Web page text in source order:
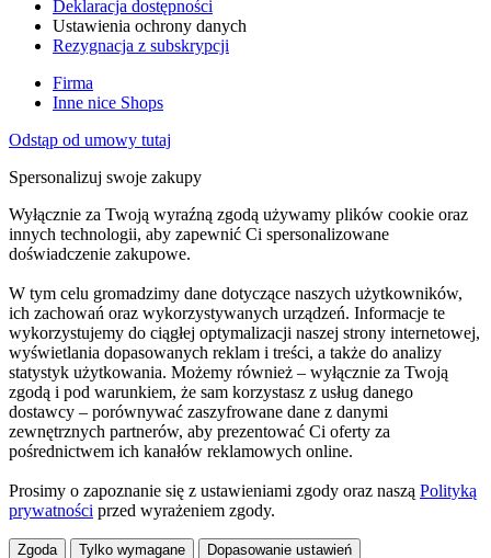
Deklaracja dostępności
Ustawienia ochrony danych
Rezygnacja z subskrypcji
Firma
Inne nice Shops
Odstąp od umowy tutaj
Spersonalizuj swoje zakupy
Wyłącznie za Twoją wyraźną zgodą używamy plików cookie oraz
innych technologii, aby zapewnić Ci spersonalizowane
doświadczenie zakupowe.
W tym celu gromadzimy dane dotyczące naszych użytkowników,
ich zachowań oraz wykorzystywanych urządzeń. Informacje te
wykorzystujemy do ciągłej optymalizacji naszej strony internetowej,
wyświetlania dopasowanych reklam i treści, a także do analizy
statystyk użytkowania. Możemy również – wyłącznie za Twoją
zgodą i pod warunkiem, że sam korzystasz z usług danego
dostawcy – porównywać zaszyfrowane dane z danymi
zewnętrznych partnerów, aby prezentować Ci oferty za
pośrednictwem ich kanałów reklamowych online.
Prosimy o zapoznanie się z ustawieniami zgody oraz naszą Polityką
prywatności przed wyrażeniem zgody.
Zgoda Tylko wymagane Dopasowanie ustawień